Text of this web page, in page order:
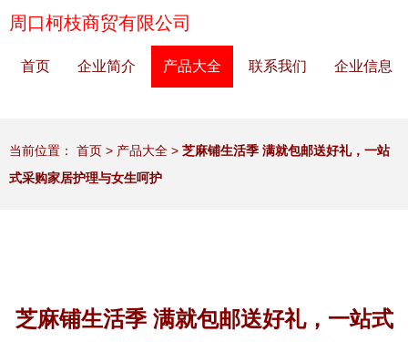
周口柯枝商贸有限公司
首页 企业简介 产品大全 联系我们 企业信息
当前位置： 首页 > 产品大全 > 芝麻铺生活季 满就包邮送好礼，一站
式采购家居护理与女生呵护
芝麻铺生活季 满就包邮送好礼，一站式